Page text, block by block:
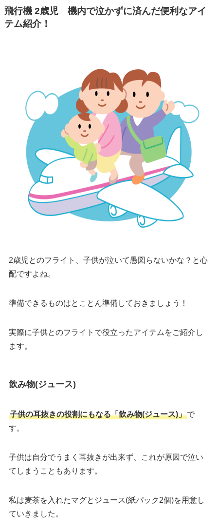
飛行機 2歳児 機内で泣かずに済んだ便利なアイ
テム紹介！
2歳児とのフライト、子供が泣いて愚図らないかな？と心
配ですよね。
準備できるものはとことん準備しておきましょう！
実際に子供とのフライトで役立ったアイテムをご紹介し
ます。
飲み物(ジュース)
子供の耳抜きの役割にもなる「飲み物(ジュース)」で
す。
子供は自分でうまく耳抜きが出来ず、これが原因で泣い
てしまうこともあります。
私は麦茶を入れたマグとジュース(紙パック2個)を用意し
ていきました。